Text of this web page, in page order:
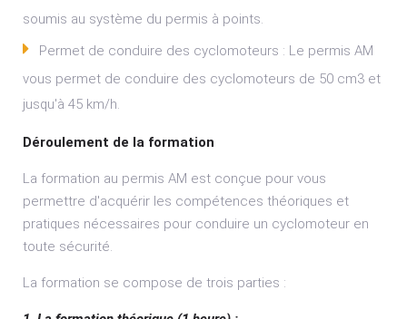
soumis au système du permis à points.
Permet de conduire des cyclomoteurs : Le permis AM
vous permet de conduire des cyclomoteurs de 50 cm3 et
jusqu'à 45 km/h.
Déroulement de la formation
La formation au permis AM est conçue pour vous
permettre d'acquérir les compétences théoriques et
pratiques nécessaires pour conduire un cyclomoteur en
toute sécurité.
La formation se compose de trois parties :